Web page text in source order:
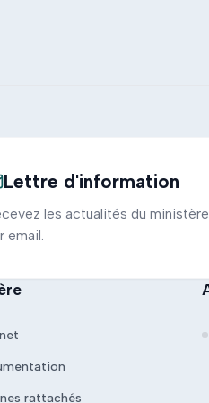
Lettre d'information
les actualités du
email.
rattachés